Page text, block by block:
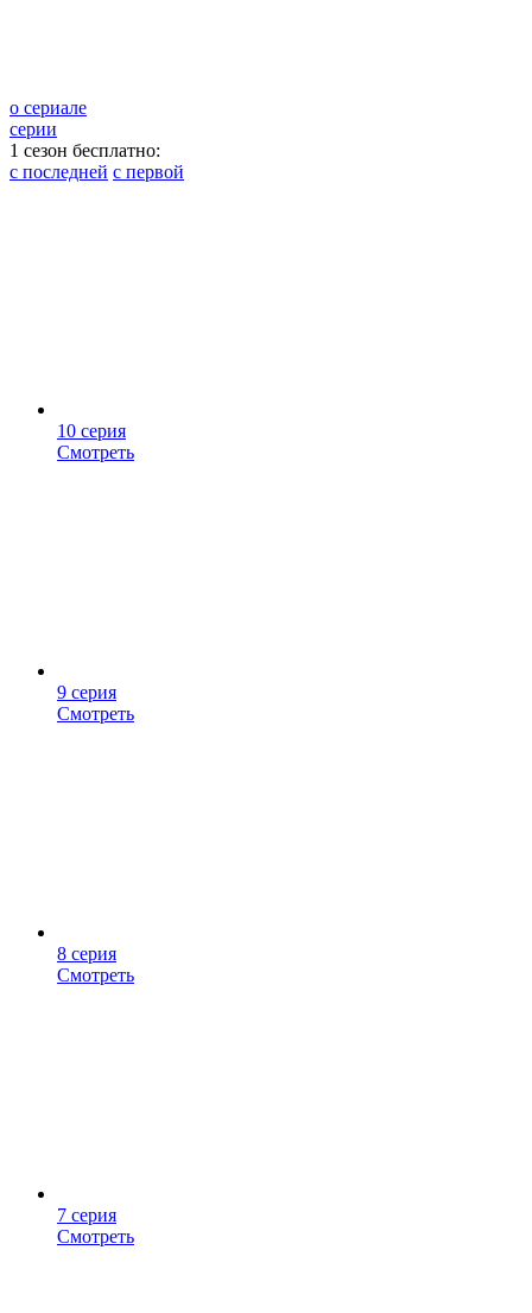
о сериале
серии
1 сезон бесплатно:
с последней с первой
10 серия
Смотреть
9 серия
Смотреть
8 серия
Смотреть
7 серия
Смотреть